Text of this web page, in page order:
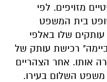
מזויפים. לפי
בית המשפט
עותקים שלו באלפי
רכישת עותק של
אותו. אחר הצהריים
השלום בעירו.